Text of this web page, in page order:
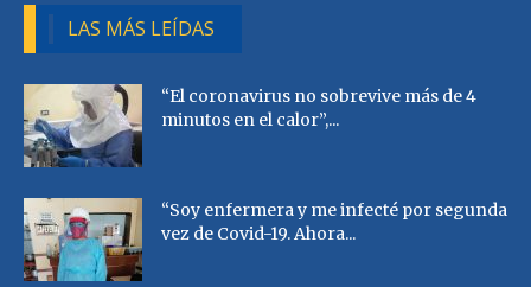
LAS MÁS LEÍDAS
“El coronavirus no sobrevive más de 4
minutos en el calor”,...
“Soy enfermera y me infecté por segunda
vez de Covid-19. Ahora...